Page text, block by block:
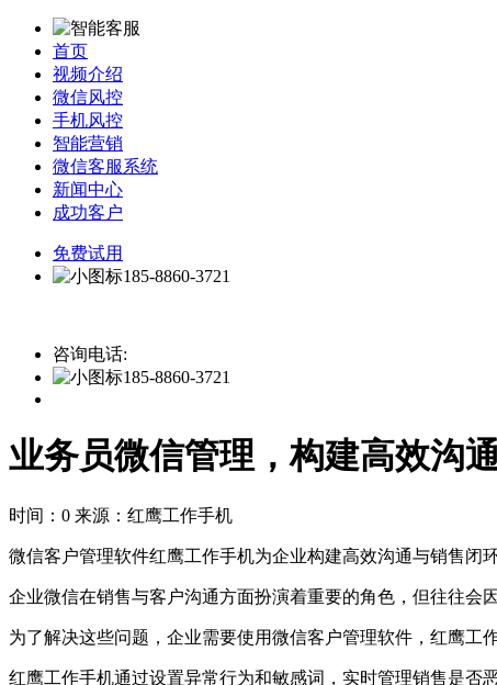
首页
视频介绍
微信风控
手机风控
智能营销
微信客服系统
新闻中心
成功客户
免费试用
185-8860-3721
咨询电话:
185-8860-3721
业务员微信管理，构建高效沟
时间：0 来源：红鹰工作手机
微信客户管理软件红鹰工作手机为企业构建高效沟通与销售闭
企业微信在销售与客户沟通方面扮演着重要的角色，但往往会
为了解决这些问题，企业需要使用微信客户管理软件，红鹰工
红鹰工作手机通过设置异常行为和敏感词，实时管理销售是